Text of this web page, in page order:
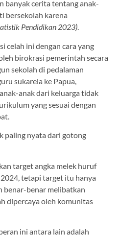
banyak cerita tentang anak-
bersekolah karena
Pendidikan 2023).
celah ini dengan cara yang
birokrasi pemerintah secara
sekolah di pedalaman
sukarela ke Papua,
anak dari keluarga tidak
yang sesuai dengan
paling nyata dari gotong
target angka melek huruf
tetapi target itu hanya
benar-benar melibatkan
dipercaya oleh komunitas
ini antara lain adalah